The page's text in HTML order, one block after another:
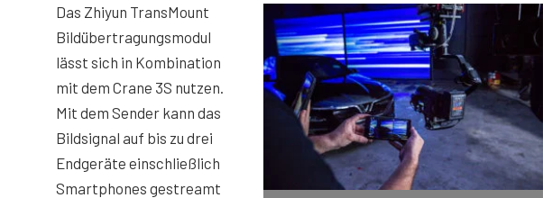
Das Zhiyun TransMount
Bildübertragungsmodul
lässt sich in Kombination
mit dem Crane 3S nutzen.
Mit dem Sender kann das
Bildsignal auf bis zu drei
Endgeräte einschließlich
Smartphones gestreamt